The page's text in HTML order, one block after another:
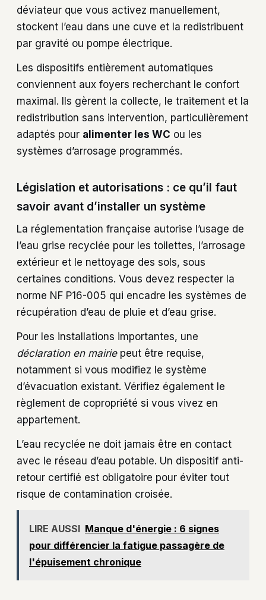
déviateur que vous activez manuellement,
stockent l’eau dans une cuve et la redistribuent
par gravité ou pompe électrique.
Les dispositifs entièrement automatiques
conviennent aux foyers recherchant le confort
maximal. Ils gèrent la collecte, le traitement et la
redistribution sans intervention, particulièrement
adaptés pour alimenter les WC ou les
systèmes d’arrosage programmés.
Législation et autorisations : ce qu’il faut
savoir avant d’installer un système
La réglementation française autorise l’usage de
l’eau grise recyclée pour les toilettes, l’arrosage
extérieur et le nettoyage des sols, sous
certaines conditions. Vous devez respecter la
norme NF P16-005 qui encadre les systèmes de
récupération d’eau de pluie et d’eau grise.
Pour les installations importantes, une
déclaration en mairiepeut être requise,
notamment si vous modifiez le système
d’évacuation existant. Vérifiez également le
règlement de copropriété si vous vivez en
appartement.
L’eau recyclée ne doit jamais être en contact
avec le réseau d’eau potable. Un dispositif anti-
retour certifié est obligatoire pour éviter tout
risque de contamination croisée.
LIRE AUSSI Manque d'énergie : 6 signes
pour différencier la fatigue passagère de
l'épuisement chronique